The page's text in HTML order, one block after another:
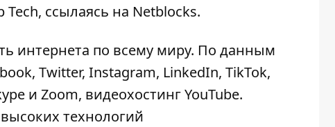
Tech, ссылаясь на Netblocks.
интернета по всему миру. По данным
Twitter, Instagram, LinkedIn, TikTok,
и Zoom, видеохостинг YouTube.
технологий